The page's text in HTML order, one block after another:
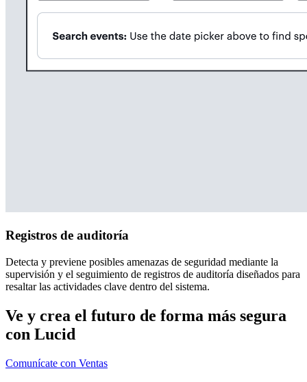
Registros de auditoría
Detecta y previene posibles amenazas de seguridad mediante la
supervisión y el seguimiento de registros de auditoría diseñados para
resaltar las actividades clave dentro del sistema.
Ve y crea el futuro de forma más segura
con Lucid
Comunícate con Ventas